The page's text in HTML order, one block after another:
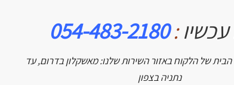
:
054-483-2180
הבית של הלקוח באזור השירות שלנו: מאשקלון בדרום, עד
נתניה בצפון